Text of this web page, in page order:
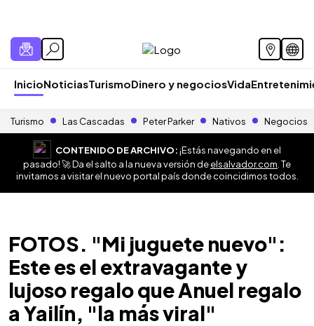
InicioNoticiasTurismoDinero y negociosVida
Turismo Las Cascadas Peter Parker Nativos Negocios
CONTENIDO DE ARCHIVO:¡Estás navegando en el
pasado! 🚀 Da el salto a la nueva versión deelsalvador.com . Te
invitamos a visitar el nuevo portal país donde coincidimos todos.
FOTOS. "Mi juguete nuevo":
Este es el extravagante y
lujoso regalo que Anuel regalo
a Yailín, "la más viral"